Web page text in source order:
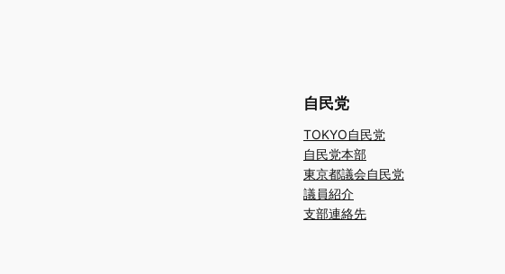
自民党
TOKYO自民党
自民党本部
東京都議会自民党
議員紹介
支部連絡先